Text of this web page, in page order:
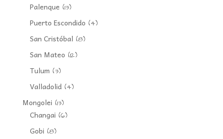
Palenque (13)
Puerto Escondido (4)
San Cristóbal (8)
San Mateo (12)
Tulum (3)
Valladolid(4)
Mongolei (13)
Changai (6)
Gobi (8)